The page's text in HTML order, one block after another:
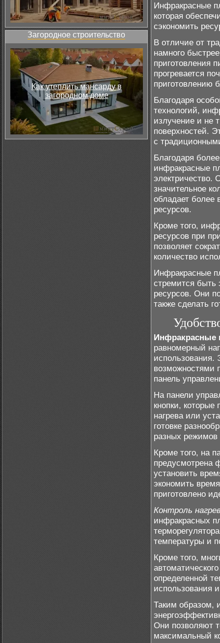
Загородное строительство
Как утеплить мансарду в
загородном доме
Инфракрасные
которая
сэкономить
В отличие от
намного
приготовления
прогревается
приготовлению
Благодаря
технологий,
излучение и не
поверхностей.
с
Благодаря
инфракрасные
электричество.
значительное
обладает более
ресурсов.
Кроме того,
ресурсов при
позволяет
количество
Инфракрасные
стремится быть
ресурсов. Они
также сделать
Инфракрасные
равномерный
использования.
возможностями
панель
На панели
кнопки,
нагрева или
готовке
разных режимов
Кроме того, на
предусмотрена
установить
экономить
приготовлено
Контроль
инфракрасных
температуры и
Кроме того,
определенной
использования
Таким образом,
Они позволяют
максимальный